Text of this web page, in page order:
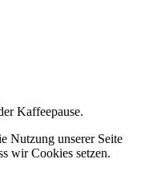
Kaffeepause.
Nutzung unserer Seite
wir Cookies setzen.